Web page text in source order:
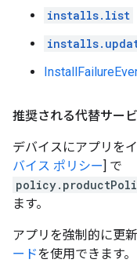
installs.list
推奨される代替サー
デバイスにアプリを
バイス ポリシー] で
ます。
アプリを強制的に更
ードを使用できます。